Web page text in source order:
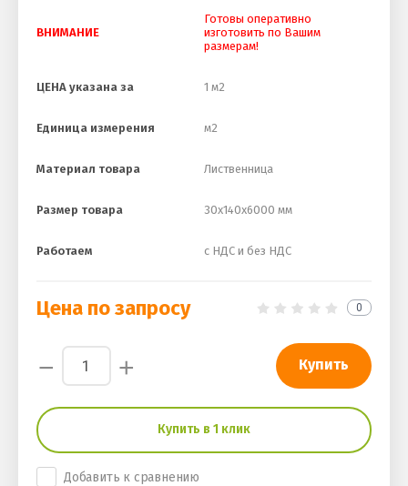
ВНИМАНИЕ
Готовы оперативно
изготовить по Вашим
размерам!
ЦЕНА указана за 1 м2
Единица измерения м2
Материал товара Лиственница
Размер товара 30х140х6000 мм
Работаем с НДС и без НДС
Цена по запросу 0
− + Купить
Купить в 1 клик
Добавить к сравнению